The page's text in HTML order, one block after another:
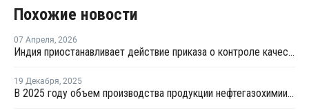
Похожие новости
07 Апреля, 2026
Индия приостанавливает действие приказа о контроле качества импорта линейного алкилбензола из-за сбоев в глобальной цепочке поставок
19 Декабря, 2025
В 2025 году объем производства продукции нефтегазохимии в Казахстане вырос на 12%